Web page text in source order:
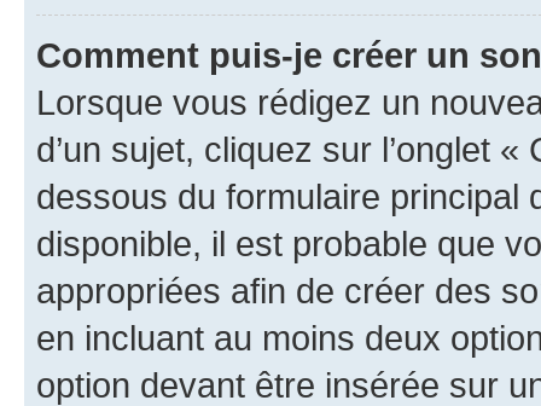
Comment puis-je créer un
Lorsque vous rédigez un
d’un sujet, cliquez sur l’onglet
dessous du formulaire principal
disponible, il est probable que
appropriées afin de créer des
en incluant au moins deux
option devant être insérée sur